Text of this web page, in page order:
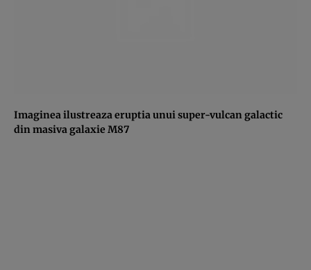
Imaginea ilustreaza eruptia unui super-vulcan galactic
din masiva galaxie M87